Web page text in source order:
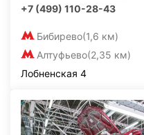
+7 (499) 110-28-43
Бибирево(1,6 км)
Алтуфьево(2,35 км)
Лобненская 4